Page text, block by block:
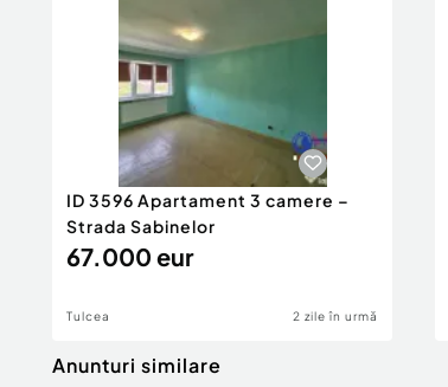
ID 3596 Apartament 3 camere –
Strada Sabinelor
67.000 eur
Tulcea 2 zile în urmă
Anunturi similare